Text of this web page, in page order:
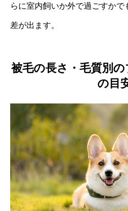
らに室内飼いか外で過ごすかで
差が出ます。
被毛の長さ・毛質別
の目